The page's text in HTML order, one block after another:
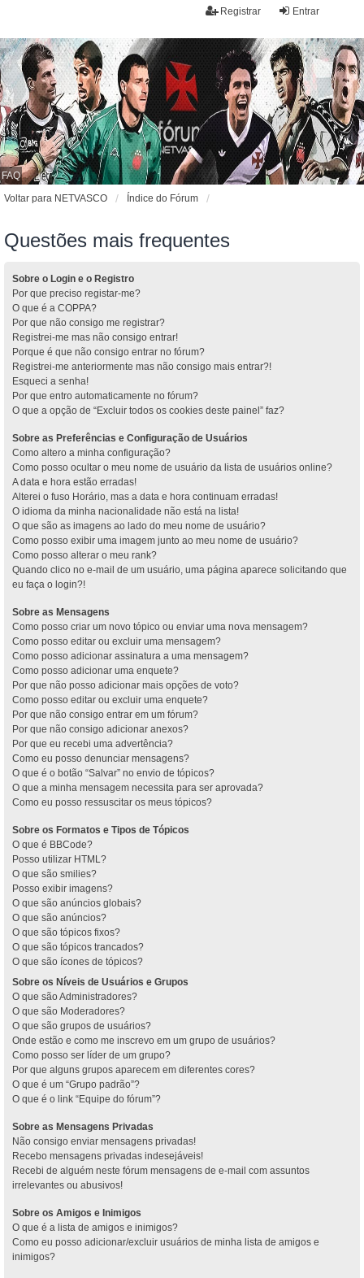
Entrar
Registrar
FAQ
Voltar para NETVASCO
Índice do Fórum
Questões mais frequentes
Sobre o Login e o Registro
Por que preciso registar-me?
O que é a COPPA?
Por que não consigo me registrar?
Registrei-me mas não consigo entrar!
Porque é que não consigo entrar no fórum?
Registrei-me anteriormente mas não consigo mais entrar?!
Esqueci a senha!
Por que entro automaticamente no fórum?
O que a opção de “Excluir todos os cookies deste painel” faz?
Sobre as Preferências e Configuração de Usuários
Como altero a minha configuração?
Como posso ocultar o meu nome de usuário da lista de usuários online?
A data e hora estão erradas!
Alterei o fuso Horário, mas a data e hora continuam erradas!
O idioma da minha nacionalidade não está na lista!
O que são as imagens ao lado do meu nome de usuário?
Como posso exibir uma imagem junto ao meu nome de usuário?
Como posso alterar o meu rank?
Quando clico no e-mail de um usuário, uma página aparece solicitando que
eu faça o login?!
Sobre as Mensagens
Como posso criar um novo tópico ou enviar uma nova mensagem?
Como posso editar ou excluir uma mensagem?
Como posso adicionar assinatura a uma mensagem?
Como posso adicionar uma enquete?
Por que não posso adicionar mais opções de voto?
Como posso editar ou excluir uma enquete?
Por que não consigo entrar em um fórum?
Por que não consigo adicionar anexos?
Por que eu recebi uma advertência?
Como eu posso denunciar mensagens?
O que é o botão “Salvar” no envio de tópicos?
O que a minha mensagem necessita para ser aprovada?
Como eu posso ressuscitar os meus tópicos?
Sobre os Formatos e Tipos de Tópicos
O que é BBCode?
Posso utilizar HTML?
O que são smilies?
Posso exibir imagens?
O que são anúncios globais?
O que são anúncios?
O que são tópicos fixos?
O que são tópicos trancados?
O que são ícones de tópicos?
Sobre os Níveis de Usuários e Grupos
O que são Administradores?
O que são Moderadores?
O que são grupos de usuários?
Onde estão e como me inscrevo em um grupo de usuários?
Como posso ser líder de um grupo?
Por que alguns grupos aparecem em diferentes cores?
O que é um “Grupo padrão”?
O que é o link “Equipe do fórum”?
Sobre as Mensagens Privadas
Não consigo enviar mensagens privadas!
Recebo mensagens privadas indesejáveis!
Recebi de alguém neste fórum mensagens de e-mail com assuntos
irrelevantes ou abusivos!
Sobre os Amigos e Inimigos
O que é a lista de amigos e inimigos?
Como eu posso adicionar/excluir usuários de minha lista de amigos e
inimigos?